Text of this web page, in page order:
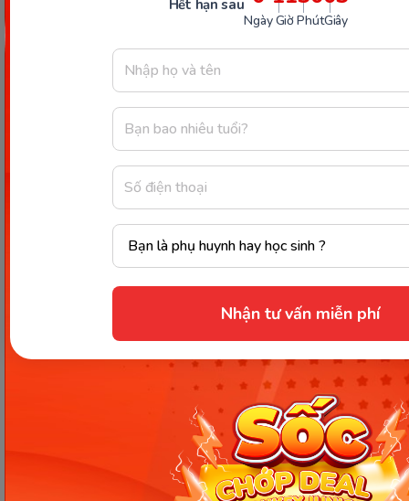
Hết hạn sau
NgàyGiờPhútGiây
Nhận tư vấn miễn phí
Thông tin trong bài viết được tổng hợp nhằm
mục đích tham khảo và có thể thay đổi mà
không cần báo trước. Quý khách vui lòng
kiểm tra lại qua các kênh chính thức hoặc liên
hệ trực tiếp với đơn vị liên quan để nắm bắt
tình hình thực tế.
[Thảo luận] Cơn thịnh nộ (ăn
vạ) của trẻ | Kỷ luật tích cực #17